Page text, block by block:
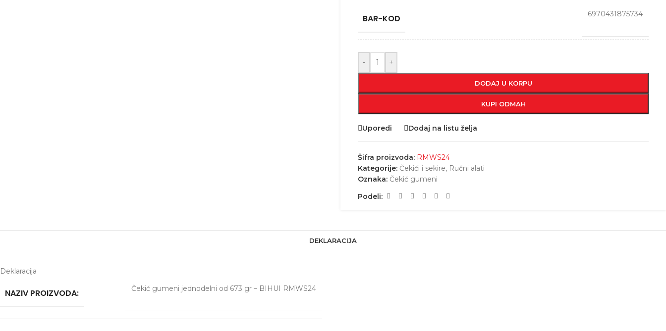
BAR-KOD 6970431875734
- +
DODAJ U KORPU
KUPI ODMAH
Uporedi Dodaj na listu želja
Šifra proizvoda: RMWS24
Kategorije: Čekići i sekire, Ručni alati
Oznaka: Čekić gumeni
Podeli:
DEKLARACIJA
Deklaracija
NAZIV PROIZVODA: Čekić gumeni jednodelni od 673 gr – BIHUI RMWS24